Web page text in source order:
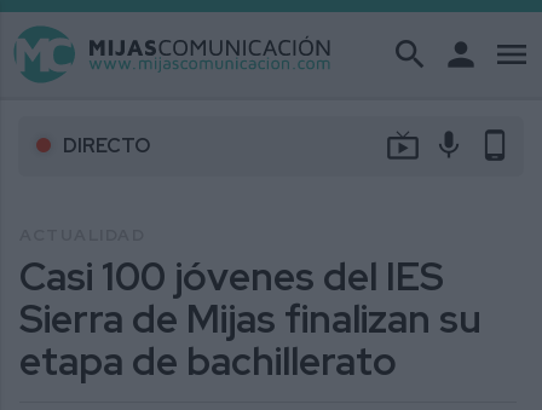
search person menu
DIRECTO live_tv mic phone_android
Casi 100 jóvenes del IES
Sierra de Mijas finalizan su
etapa de bachillerato